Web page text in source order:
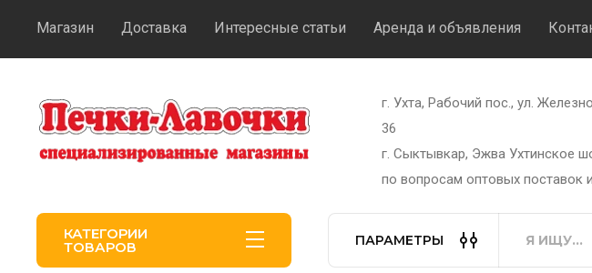
Магазин Доставка Интересные статьи Аренда и объявления
г. Ухта, Рабочий пос., ул.
36
г. Сыктывкар, Эжва Ухтинское
по вопросам оптовых поставок
КАТЕГОРИИ
ТОВАРОВ ПАРАМЕТРЫ